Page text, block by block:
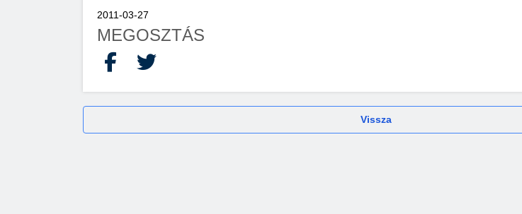
2011-03-27
MEGOSZTÁS
Facebook
X
Vissza